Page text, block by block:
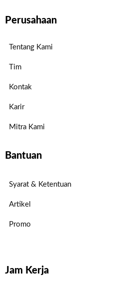
Perusahaan
Tentang Kami
Tim
Kontak
Karir
Mitra Kami
Bantuan
Syarat & Ketentuan
Artikel
Promo
Jam Kerja